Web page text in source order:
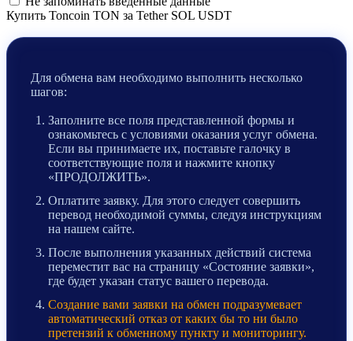
Купить Toncoin TON за Tether SOL USDT
Для обмена вам необходимо выполнить несколько
шагов:
Заполните все поля представленной формы и
ознакомьтесь с условиями оказания услуг обмена.
Если вы принимаете их, поставьте галочку в
соответствующие поля и нажмите кнопку
«ПРОДОЛЖИТЬ».
Оплатите заявку. Для этого следует совершить
перевод необходимой суммы, следуя инструкциям
на нашем сайте.
После выполнения указанных действий система
переместит вас на страницу «Состояние заявки»,
где будет указан статус вашего перевода.
Создание вами заявки на обмен подразумевает
автоматический отказ от каких бы то ни было
претензий к обменному пункту и мониторингу.